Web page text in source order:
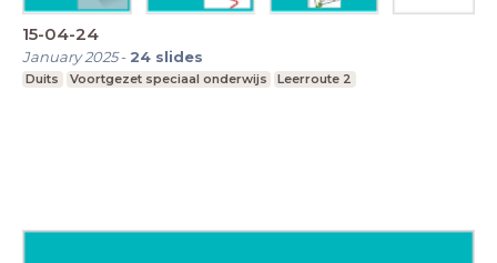
15-04-24
January 2025- 24 slides
Duits Voortgezet speciaal onderwijs Leerroute 2